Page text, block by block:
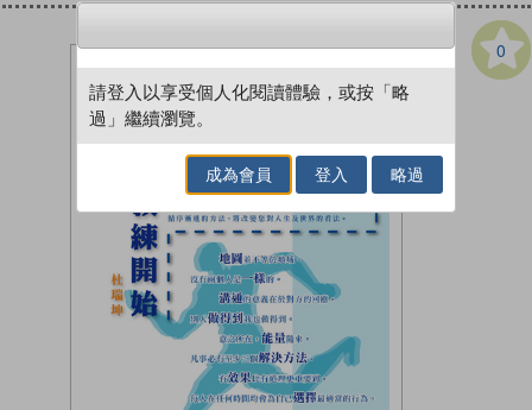
0
請登入以享受個人化閱讀體驗，或按「略
過」繼續瀏覽。
成為會員 登入 略過